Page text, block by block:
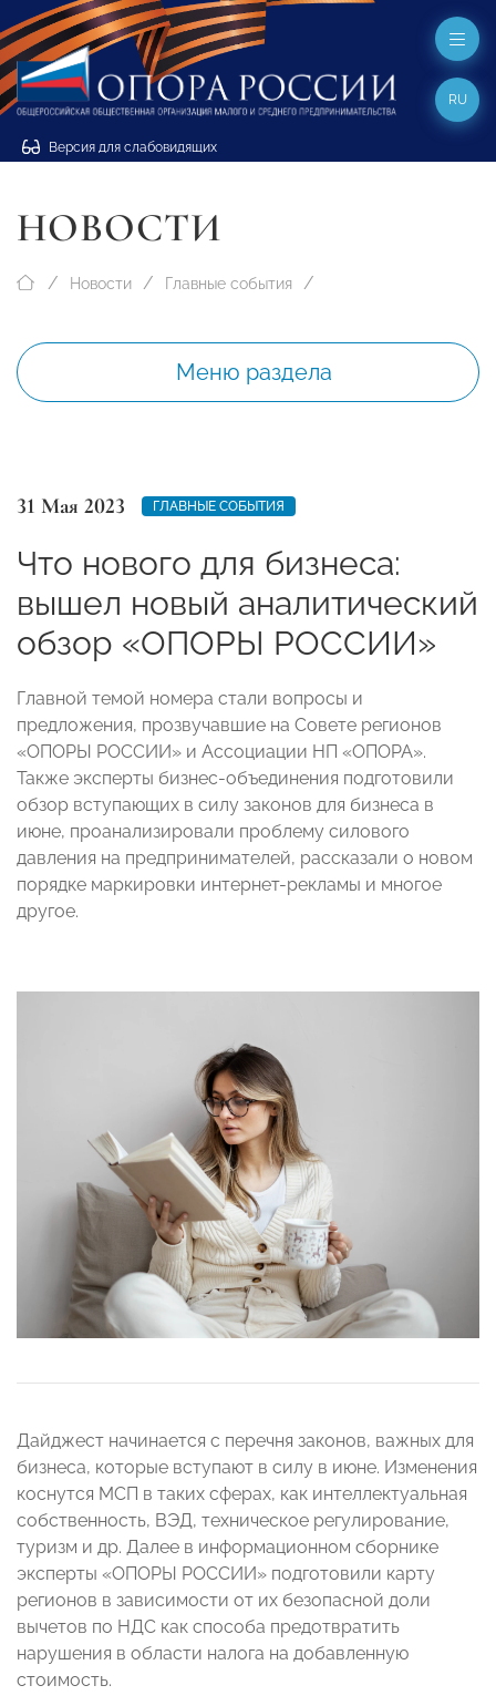
Версия для слабовидящих
RU
НОВОСТИ
Новости Главные события
Меню раздела
31 Мая 2023 ГЛАВНЫЕ СОБЫТИЯ
Что нового для бизнеса:
вышел новый аналитический
обзор «ОПОРЫ РОССИИ»
Главной темой номера стали вопросы и
предложения, прозвучавшие на Совете регионов
«ОПОРЫ РОССИИ» и Ассоциации НП «ОПОРА».
Также эксперты бизнес-объединения подготовили
обзор вступающих в силу законов для бизнеса в
июне, проанализировали проблему силового
давления на предпринимателей, рассказали о новом
порядке маркировки интернет-рекламы и многое
другое.
Дайджест начинается с перечня законов, важных для
бизнеса, которые вступают в силу в июне. Изменения
коснутся МСП в таких сферах, как интеллектуальная
собственность, ВЭД, техническое регулирование,
туризм и др. Далее в информационном сборнике
эксперты «ОПОРЫ РОССИИ» подготовили карту
регионов в зависимости от их безопасной доли
вычетов по НДС как способа предотвратить
нарушения в области налога на добавленную
стоимость.